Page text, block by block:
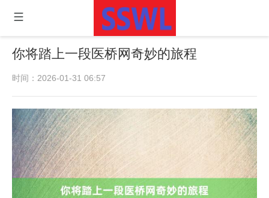
你将踏上一段医桥网奇妙的旅程
时间：2026-01-31 06:57